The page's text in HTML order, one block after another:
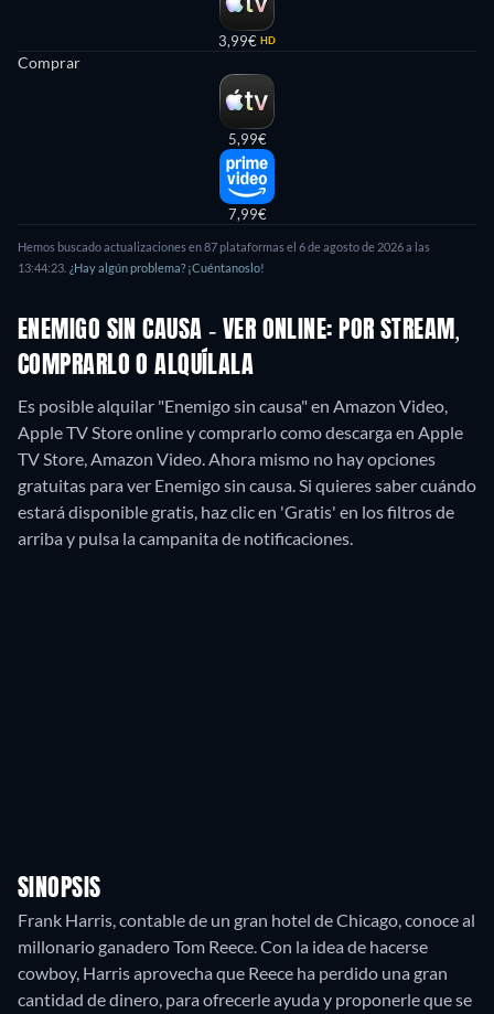
3,99€ HD
Comprar
5,99€
7,99€
Hemos buscado actualizaciones en87plataformas el 6 de agosto de 2026a las
13:44:23 ¿Hay algún problema? ¡Cuéntanoslo!
ENEMIGO SIN CAUSA - VER ONLINE: POR STREAM,
COMPRARLO O ALQUÍLALA
Es posible alquilar "Enemigo sin causa" en Amazon Video,
Apple TV Store online y comprarlo como descarga en Apple
TV Store, Amazon Video.Ahora mismo no hay opciones
gratuitas para ver Enemigo sin causa. Si quieres saber cuándo
estará disponible gratis, haz clic en 'Gratis' en los filtros de
arriba y pulsa la campanita de notificaciones.
SINOPSIS
Frank Harris, contable de un gran hotel de Chicago, conoce al
millonario ganadero Tom Reece. Con la idea de hacerse
cowboy, Harris aprovecha que Reece ha perdido una gran
cantidad de dinero, para ofrecerle ayuda y proponerle que se